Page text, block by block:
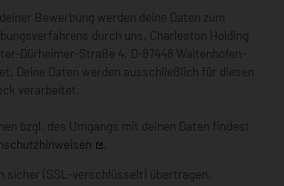
Bewerbung werden deine Daten zum
durch uns, Charleston Holding
Dürheimer-Straße 4 , D-87448 Waltenhofen-
Deine Daten werden ausschließlich für diesen
verarbeitet.
bzgl. des Umgangs mit deinen Daten findest
.
sicher (SSL-verschlüsselt) übertragen.